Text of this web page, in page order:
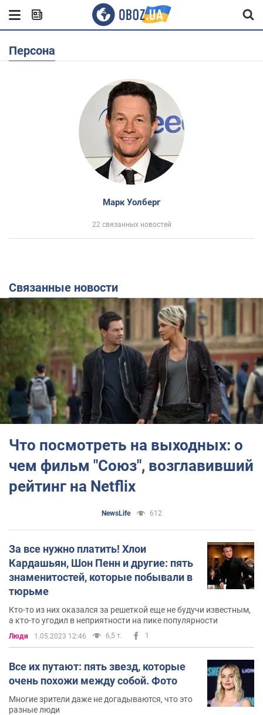
Персона
Марк Уолберг
22 связанных новостей
Связанные новости
Что посмотреть на выходных: о
чем фильм "Союз", возглавивший
рейтинг на Netflix
NewsLife 612
За все нужно платить! Хлои
Кардашьян, Шон Пенн и другие: пять
знаменитостей, которые побывали в
тюрьме
Кто-то из них оказался за решеткой еще не будучи известным,
а кто-то угодил в неприятности на пике популярности
Люди 1.05.2023 12:46 6,5 т. 1
Все их путают: пять звезд, которые
очень похожи между собой. Фото
Многие зрители даже не догадываются, что это
разные люди